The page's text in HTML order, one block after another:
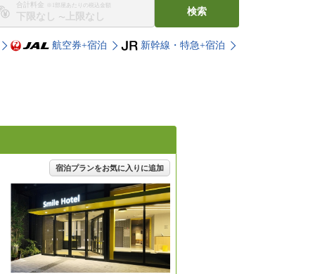
合計料金 ※1部屋あたりの税込金額
〜
検索
航空券+宿泊 新幹線・特急+宿泊
宿泊プランをお気に入りに追加